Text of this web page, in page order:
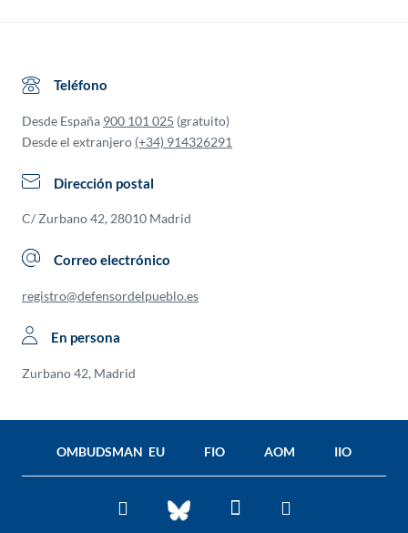
Teléfono
Desde España 900 101 025 (gratuito)
Desde el extranjero (+34) 914326291
Dirección postal
C/ Zurbano 42, 28010 Madrid
Correo electrónico
registro@defensordelpueblo.es
En persona
Zurbano 42, Madrid
OMBUDSMAN EU FIO AOM IIO
Twitter BlueSkyFacebookYou
Tube